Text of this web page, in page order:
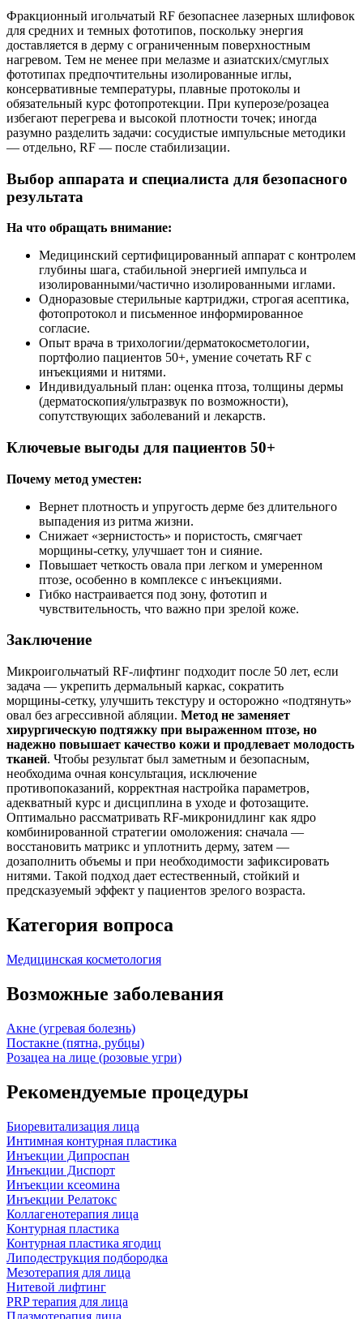
Фракционный игольчатый RF безопаснее лазерных шлифовок
для средних и темных фототипов, поскольку энергия
доставляется в дерму с ограниченным поверхностным
нагревом. Тем не менее при мелазме и азиатских/смуглых
фототипах предпочтительны изолированные иглы,
консервативные температуры, плавные протоколы и
обязательный курс фотопротекции. При куперозе/розацеа
избегают перегрева и высокой плотности точек; иногда
разумно разделить задачи: сосудистые импульсные методики
— отдельно, RF — после стабилизации.
Выбор аппарата и специалиста для безопасного
результата
На что обращать внимание:
Медицинский сертифицированный аппарат с контролем
глубины шага, стабильной энергией импульса и
изолированными/частично изолированными иглами.
Одноразовые стерильные картриджи, строгая асептика,
фотопротокол и письменное информированное
согласие.
Опыт врача в трихологии/дерматокосметологии,
портфолио пациентов 50+, умение сочетать RF с
инъекциями и нитями.
Индивидуальный план: оценка птоза, толщины дермы
(дерматоскопия/ультразвук по возможности),
сопутствующих заболеваний и лекарств.
Ключевые выгоды для пациентов 50+
Почему метод уместен:
Вернет плотность и упругость дерме без длительного
выпадения из ритма жизни.
Снижает «зернистость» и пористость, смягчает
морщины‑сетку, улучшает тон и сияние.
Повышает четкость овала при легком и умеренном
птозе, особенно в комплексе с инъекциями.
Гибко настраивается под зону, фототип и
чувствительность, что важно при зрелой коже.
Заключение
Микроигольчатый RF‑лифтинг подходит после 50 лет, если
задача — укрепить дермальный каркас, сократить
морщины‑сетку, улучшить текстуру и осторожно «подтянуть»
овал без агрессивной абляции. Метод не заменяет
хирургическую подтяжку при выраженном птозе, но
надежно повышает качество кожи и продлевает молодость
тканей. Чтобы результат был заметным и безопасным,
необходима очная консультация, исключение
противопоказаний, корректная настройка параметров,
адекватный курс и дисциплина в уходе и фотозащите.
Оптимально рассматривать RF‑микронидлинг как ядро
комбинированной стратегии омоложения: сначала —
восстановить матрикс и уплотнить дерму, затем —
дозаполнить объемы и при необходимости зафиксировать
нитями. Такой подход дает естественный, стойкий и
предсказуемый эффект у пациентов зрелого возраста.
Категория вопроса
Медицинская косметология
Возможные заболевания
Акне (угревая болезнь)
Постакне (пятна, рубцы)
Розацеа на лице (розовые угри)
Рекомендуемые процедуры
Биоревитализация лица
Интимная контурная пластика
Инъекции Дипроспан
Инъекции Диспорт
Инъекции ксеомина
Инъекции Релатокс
Коллагенотерапия лица
Контурная пластика
Контурная пластика ягодиц
Липодеструкция подбородка
Мезотерапия для лица
Нитевой лифтинг
PRP терапия для лица
Плазмотерапия лица